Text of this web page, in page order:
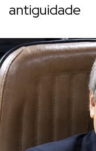
antiguidade